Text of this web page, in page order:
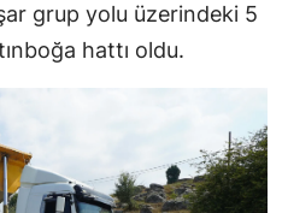
grup yolu üzerindeki 5
hattı oldu.